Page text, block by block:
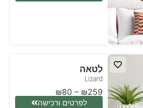
לטאה
Lizard
₪80 – ₪259
לפרטים ורכישה